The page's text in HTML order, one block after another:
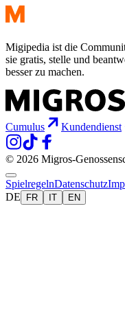
Migipedia ist die
sie gratis, stelle und
besser zu machen.
Cumulus
Kundendienst
© 2026 Migros-
SpielregelnDatenschutz
DE
FR IT EN